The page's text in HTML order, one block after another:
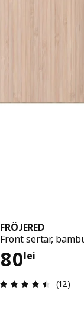
FRÖJERED
Front sertar,
80lei
Preț 80lei
(12)